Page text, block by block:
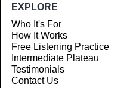
EXPLORE
Who It's For
How It Works
Free Listening Practice
Intermediate Plateau
Testimonials
Contact Us